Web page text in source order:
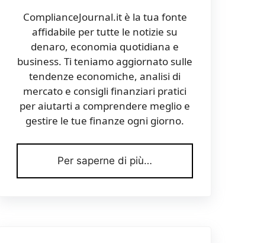
ComplianceJournal.it è la tua fonte
affidabile per tutte le notizie su
denaro, economia quotidiana e
business. Ti teniamo aggiornato sulle
tendenze economiche, analisi di
mercato e consigli finanziari pratici
per aiutarti a comprendere meglio e
gestire le tue finanze ogni giorno.
Per saperne di più…